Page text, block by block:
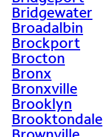
Bridgewater
Broadalbin
Brockport
Brocton
Bronx
Bronxville
Brooklyn
Brooktondale